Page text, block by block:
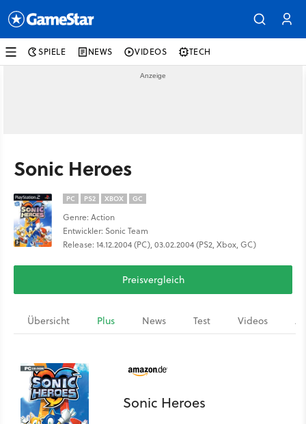
SPIELE NEWS VIDEOS TECH
Sonic Heroes
PC PS2 XBOX GC
Genre: Action
Entwickler: Sonic Team
Release: 14.12.2004 (PC), 03.02.2004 (PS2, Xbox, GC)
Preisvergleich
Übersicht Plus News Test Videos
Sonic Heroes